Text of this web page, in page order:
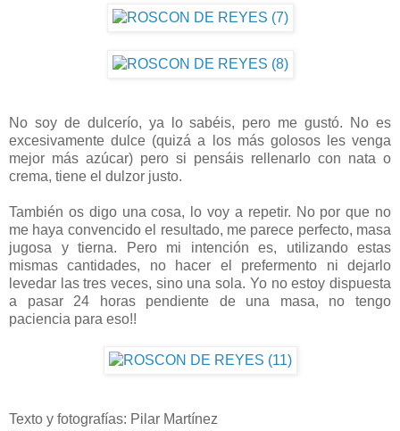
No soy de dulcerío, ya lo sabéis, pero me gustó. No es
excesivamente dulce (quizá a los más golosos les venga
mejor más azúcar) pero si pensáis rellenarlo con nata o
crema, tiene el dulzor justo.
También os digo una cosa, lo voy a repetir. No por que no
me haya convencido el resultado, me parece perfecto, masa
jugosa y tierna. Pero mi intención es, utilizando estas
mismas cantidades, no hacer el prefermento ni dejarlo
levedar las tres veces, sino una sola. Yo no estoy dispuesta
a pasar 24 horas pendiente de una masa, no tengo
paciencia para eso!!
Texto y fotografías: Pilar Martínez